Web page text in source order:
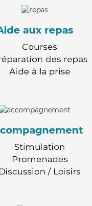
aux repas
Courses
des repas
Aide à la prise
Stimulation
Promenades
Discussion / Loisirs